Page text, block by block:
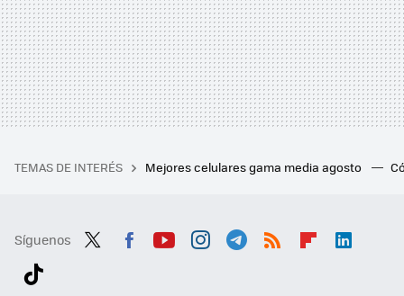
TEMAS DE INTERÉS Mejores celulares gama media agosto
Síguenos